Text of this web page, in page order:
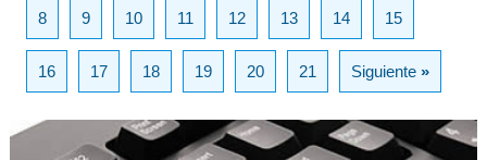
8 9 10 11 12 13 14 15
16 17 18 19 20 21 Siguiente»